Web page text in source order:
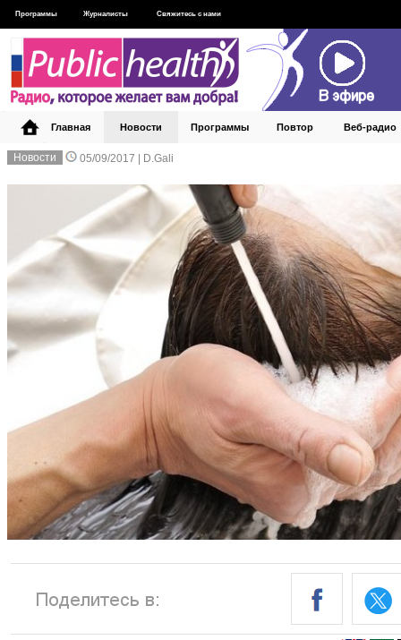
Новости 05/09/2017 | D.Gali
Программы Журналисты Свяжитесь с нами
Главная Новости Программы Повтор Веб‑радио